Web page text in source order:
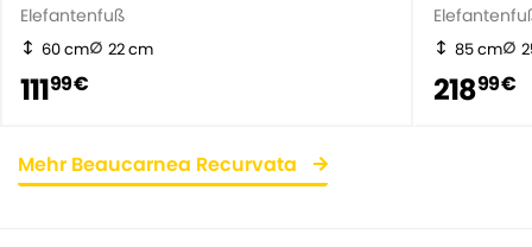
Elefantenfuß
60 cm 22 cm
11199 €
85 cm
21899 €
Mehr Beaucarnea Recurvata